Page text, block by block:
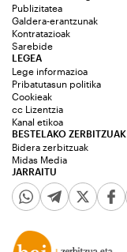
Publizitatea
Galdera-erantzunak
Kontratazioak
Sarebide
JARRAITU
LEGEA
Lege informazioa
Pribatutasun politika
Cookieak
cc Lizentzia
Kanal etikoa
BESTELAKO ZERBITZUAK
Bidera zerbitzuak
Midas Media